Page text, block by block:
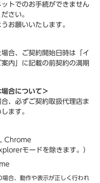
トでのお手続ができません
さい。
お願いいたします。
合、ご契約開始日時は「イ
内」に記載の前契約の満期
合について＞
、必ずご契約取扱代理店ま
ます。
Chrome
モードを除きます。）
合、動作や表示が正しく行われ